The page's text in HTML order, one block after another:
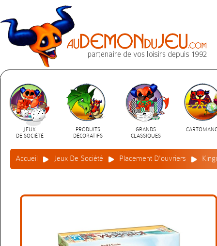
JEUX
DE SOCIÉTÉ
PRODUITS
DÉCORATIFS
GRANDS
CLASSIQUES
Accueil Jeux De Société Placement D'ouvriers